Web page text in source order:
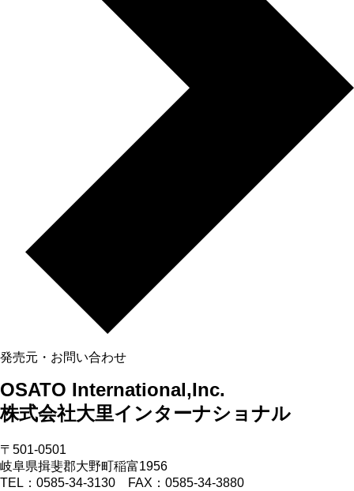
発売元・お問い合わせ
OSATO International,Inc.
株式会社大里インターナショナル
〒501-0501
岐阜県揖斐郡大野町稲富1956
TEL：0585-34-3130 FAX：0585-34-3880